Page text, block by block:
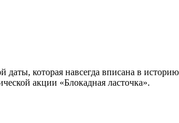
даты, которая навсегда вписана в
акции «Блокадная ласточка».